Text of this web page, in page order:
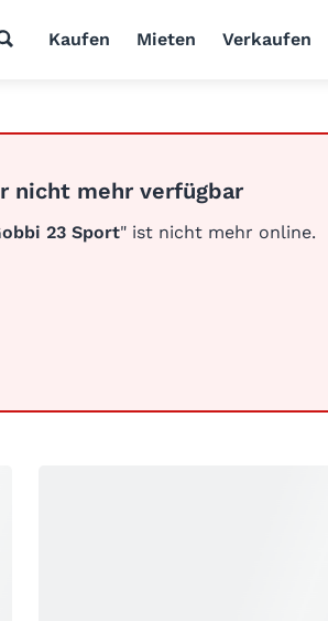
Kaufen Mieten Verkaufen
nicht mehr verfügbar
23 Sport" ist nicht mehr online.